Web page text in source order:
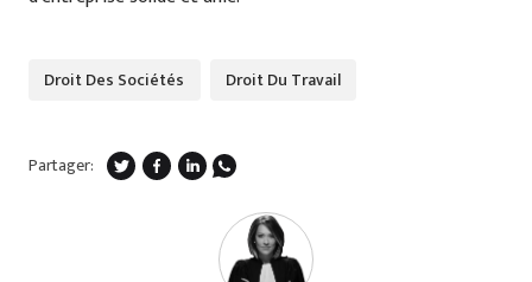
Droit Des Sociétés Droit Du Travail
Partager: